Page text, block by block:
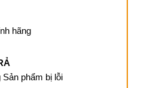
hãng
phẩm bị lỗi